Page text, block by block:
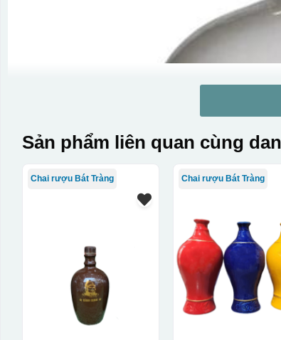
Sản phẩm liên quan cùng
Chai rượu Bát Tràng Chai rượu Bát Tràng